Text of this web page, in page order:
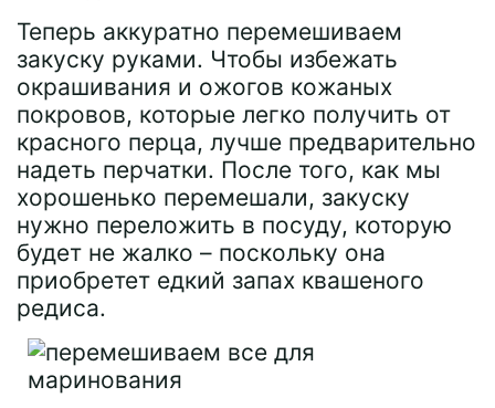
Теперь аккуратно перемешиваем
закуску руками. Чтобы избежать
окрашивания и ожогов кожаных
покровов, которые легко получить от
красного перца, лучше предварительно
надеть перчатки. После того, как мы
хорошенько перемешали, закуску
нужно переложить в посуду, которую
будет не жалко – поскольку она
приобретет едкий запах квашеного
редиса.